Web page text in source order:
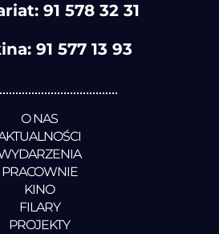
91 578 32 31
91 577 13 93
O NAS
PRACOWNIE
KINO
FILARY
PROJEKTY